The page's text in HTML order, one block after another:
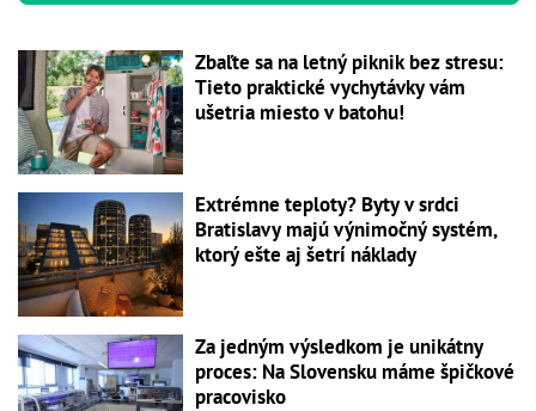
Zbaľte sa na letný piknik bez stresu:
Tieto praktické vychytávky vám
ušetria miesto v batohu!
Extrémne teploty? Byty v srdci
Bratislavy majú výnimočný systém,
ktorý ešte aj šetrí náklady
Za jedným výsledkom je unikátny
proces: Na Slovensku máme špičkové
pracovisko